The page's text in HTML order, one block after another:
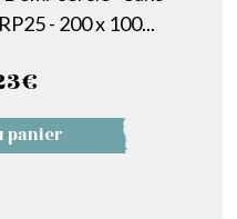
- 200 x 100...
€
panier